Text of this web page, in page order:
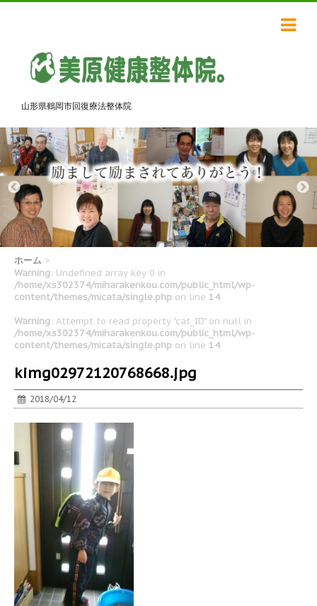
山形県鶴岡市回復療法整体院
ホーム >
Warning: Undefined array key 0 in
/home/xs302374/miharakenkou.com/public_html/wp-
content/themes/micata/single.php on line 14
Warning: Attempt to read property "cat_ID" on null in
/home/xs302374/miharakenkou.com/public_html/wp-
content/themes/micata/single.php on line 14
kimg02972120768668.jpg
2018/04/12